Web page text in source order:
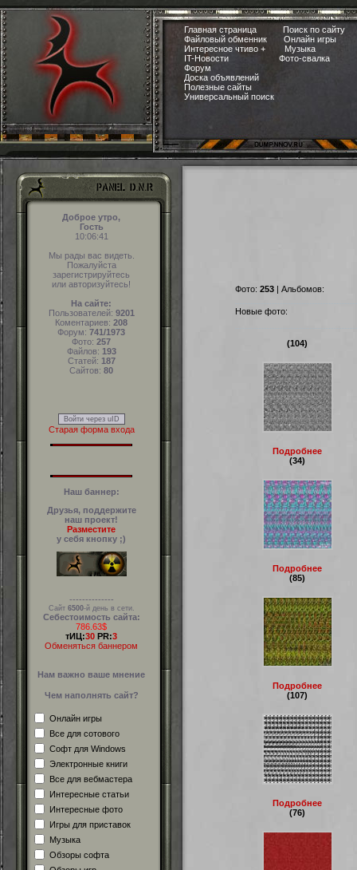
Главная страница
Поиск по сайту
Файловый обменник
Онлайн игры
Интересное чтиво +
Музыка
IT-Новости
Фото-свалка
Форум
Доска объявлений
Полезные сайты
Универсальный поиск
Доброе утро,
Гость
10:06:42
Мы рады вас видеть.
Пожалуйста
зарегистрируйтесь
или авторизуйтесь!
На сайте:
Пользователей: 9201
Коментариев: 208
Форум: 741/1973
Фото: 257
Файлов: 193
Статей: 187
Сайтов: 80
Войти через uID
Старая форма входа
Наш баннер:
Друзья, поддержите
наш проект!
Разместите
у себя кнопку ;)
--------------
Сайт 6500-й день в сети.
Себестоимость сайта:
786.63$
тИЦ:30 PR:3
Обменяться баннером
Нам важно ваше мнение
Чем наполнять сайт?
Онлайн игры
Все для сотового
Софт для Windows
Электронные книги
Все для вебмастера
Интересные статьи
Интересные фото
Игры для приставок
Музыка
Обзоры софта
Фото: 253 | Альбомов:
Новые фото:
(104)
Подробнее
(34)
Подробнее
(85)
Подробнее
(107)
Подробнее
(76)